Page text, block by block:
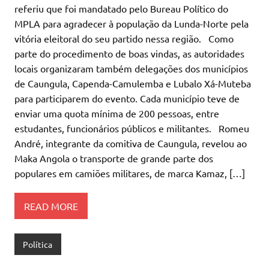
referiu que foi mandatado pelo Bureau Político do
MPLA para agradecer à população da Lunda-Norte pela
vitória eleitoral do seu partido nessa região. Como
parte do procedimento de boas vindas, as autoridades
locais organizaram também delegações dos municípios
de Caungula, Capenda-Camulemba e Lubalo Xá-Muteba
para participarem do evento. Cada município teve de
enviar uma quota mínima de 200 pessoas, entre
estudantes, funcionários públicos e militantes. Romeu
André, integrante da comitiva de Caungula, revelou ao
Maka Angola o transporte de grande parte dos
populares em camiões militares, de marca Kamaz, […]
READ MORE
Política